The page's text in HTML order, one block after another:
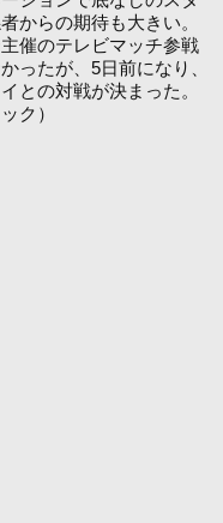
からの期待も大きい。
催のテレビマッチ参戦
ったが、5日前になり、
との対戦が決まった。
ク）